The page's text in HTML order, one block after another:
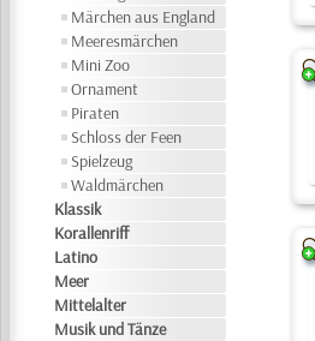
Märchen aus England
Meeresmärchen
Mini Zoo
Ornament
Piraten
Schloss der Feen
Spielzeug
Waldmärchen
Klassik
Korallenriff
Latino
Meer
Mittelalter
Musik und Tänze